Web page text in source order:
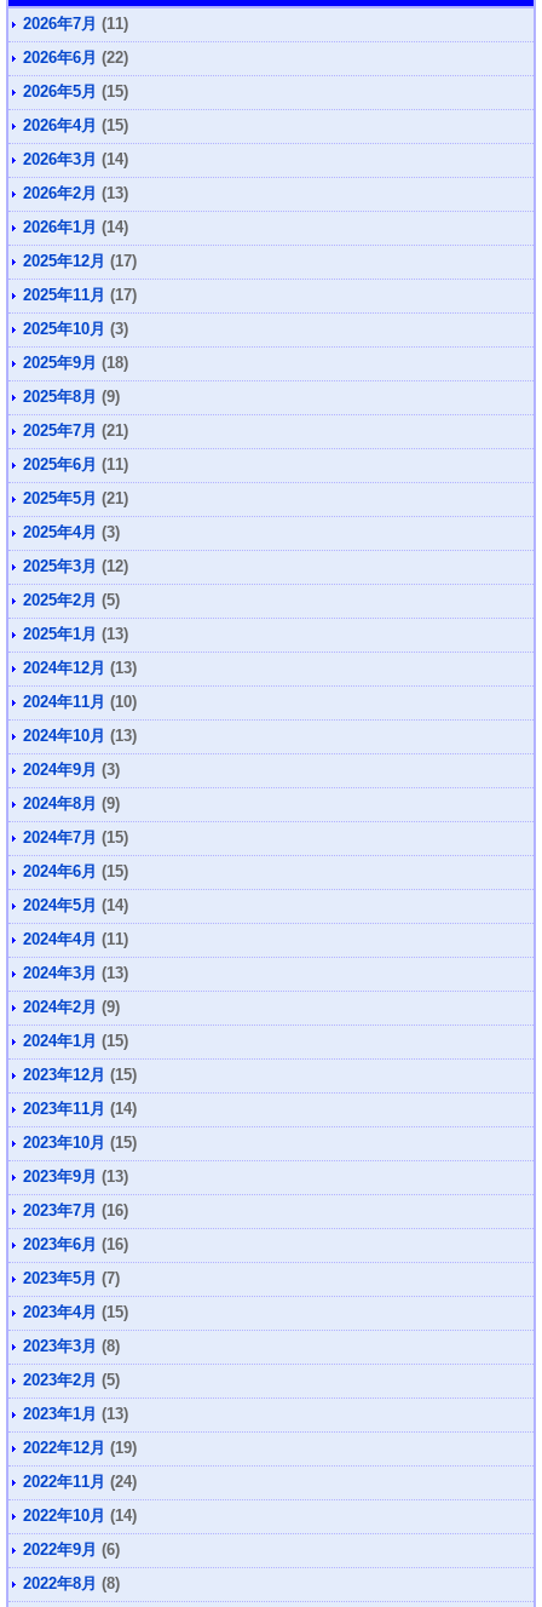
2026年7月 (11)
2026年6月 (22)
2026年5月 (15)
2026年4月 (15)
2026年3月 (14)
2026年2月 (13)
2026年1月 (14)
2025年12月 (17)
2025年11月 (17)
2025年10月 (3)
2025年9月 (18)
2025年8月 (9)
2025年7月 (21)
2025年6月 (11)
2025年5月 (21)
2025年4月 (3)
2025年3月 (12)
2025年2月 (5)
2025年1月 (13)
2024年12月 (13)
2024年11月 (10)
2024年10月 (13)
2024年9月 (3)
2024年8月 (9)
2024年7月 (15)
2024年6月 (15)
2024年5月 (14)
2024年4月 (11)
2024年3月 (13)
2024年2月 (9)
2024年1月 (15)
2023年12月 (15)
2023年11月 (14)
2023年10月 (15)
2023年9月 (13)
2023年7月 (16)
2023年6月 (16)
2023年5月 (7)
2023年4月 (15)
2023年3月 (8)
2023年2月 (5)
2023年1月 (13)
2022年12月 (19)
2022年11月 (24)
2022年10月 (14)
2022年9月 (6)
2022年8月 (8)